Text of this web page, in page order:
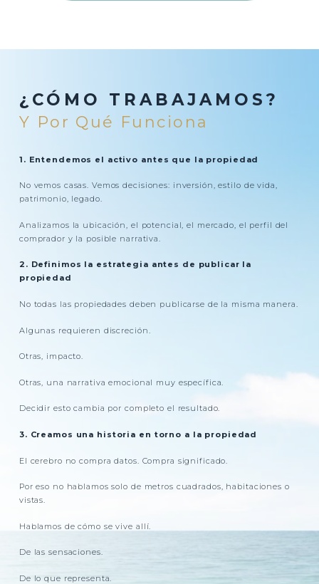
¿CÓMO TRABAJAMOS?
Y Por Qué Funciona
1. Entendemos el activo antes que la propiedad
No vemos casas. Vemos decisiones: inversión, estilo de vida,
patrimonio, legado.
Analizamos la ubicación, el potencial, el mercado, el perfil del
comprador y la posible narrativa.
2. Definimos la estrategia antes de publicar la
propiedad
No todas las propiedades deben publicarse de la misma manera.
Algunas requieren discreción.
Otras, impacto.
Otras, una narrativa emocional muy específica.
Decidir esto cambia por completo el resultado.
3. Creamos una historia en torno a la propiedad
El cerebro no compra datos. Compra significado.
Por eso no hablamos solo de metros cuadrados, habitaciones o
vistas.
Hablamos de cómo se vive allí.
De las sensaciones.
De lo que representa.